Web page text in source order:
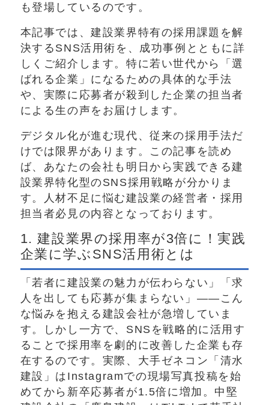
も登場しているのです。
本記事では、建設業界特有の採用課題を解
決するSNS活用術を、成功事例とともに詳
しくご紹介します。特に若い世代から「選
ばれる企業」になるための具体的な手法
や、実際に応募者が殺到した企業の担当者
による生の声をお届けします。
デジタル化が進む現代、従来の採用手法だ
けでは限界があります。この記事を読め
ば、あなたの会社も明日から実践できる建
設業界特化型のSNS採用戦略が分かりま
す。人材不足に悩む建設業の経営者・採用
担当者必見の内容となっております。
1. 建設業界の採用率が3倍に！実践
企業に学ぶSNS活用術とは
「若者に建設業の魅力が伝わらない」「求
人を出しても応募が集まらない」——こん
な悩みを抱える建設会社が急増していま
す。しかし一方で、SNSを戦略的に活用す
ることで採用率を劇的に改善した企業も存
在するのです。実際、大手ゼネコン「清水
建設」はInstagramでの現場写真投稿を始
めてから新卒応募者が1.5倍に増加。中堅